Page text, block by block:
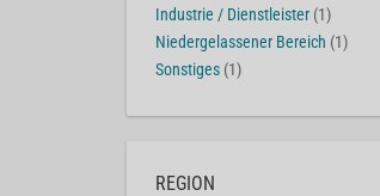
Industrie / Dienstleister (1)
Niedergelassener Bereich (1)
Sonstiges (1)
REGION